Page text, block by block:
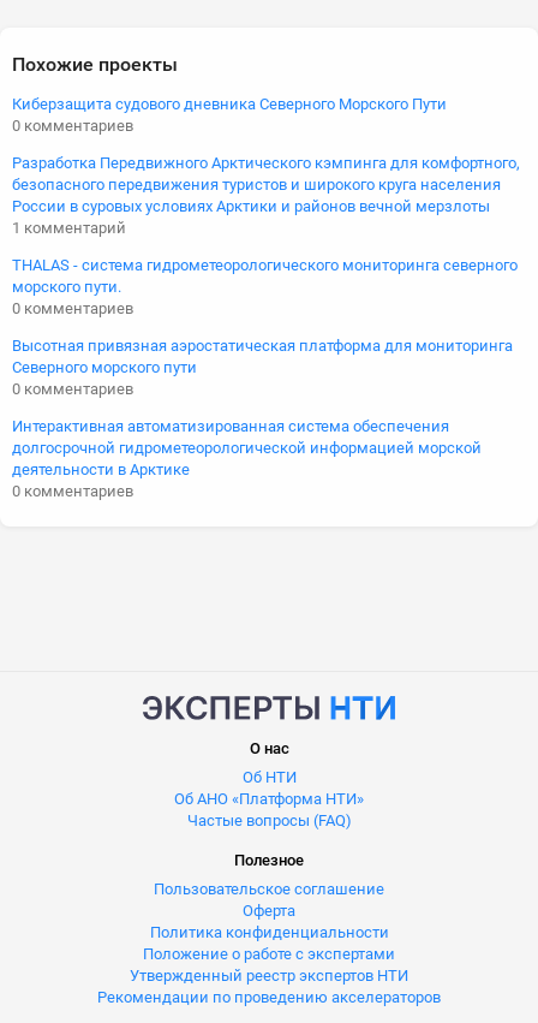
Похожие проекты
Киберзащита судового дневника Северного Морского Пути
0 комментариев
Разработка Передвижного Арктического кэмпинга для комфортного,
безопасного передвижения туристов и широкого круга населения
России в суровых условиях Арктики и районов вечной мерзлоты
1 комментарий
THALAS - система гидрометеорологического мониторинга северного
морского пути.
0 комментариев
Высотная привязная аэростатическая платформа для мониторинга
Северного морского пути
0 комментариев
Интерактивная автоматизированная система обеспечения
долгосрочной гидрометеорологической информацией морской
деятельности в Арктике
0 комментариев
О нас
Об НТИ
Об АНО «Платформа НТИ»
Частые вопросы (FAQ)
Полезное
Пользовательское соглашение
Оферта
Политика конфиденциальности
Положение о работе с экспертами
Утвержденный реестр экспертов НТИ
Рекомендации по проведению акселераторов